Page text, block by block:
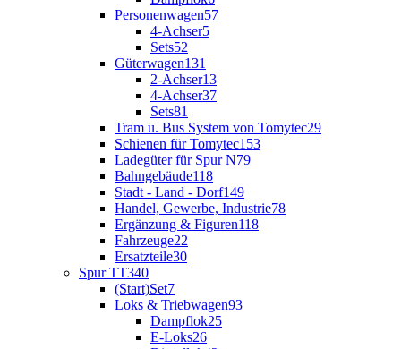
Personenwagen57
4-Achser5
Sets52
Güterwagen131
2-Achser13
4-Achser37
Sets81
Tram u. Bus System von Tomytec29
Schienen für Tomytec153
Ladegüter für Spur N79
Bahngebäude118
Stadt - Land - Dorf149
Handel, Gewerbe, Industrie78
Ergänzung & Figuren118
Fahrzeuge22
Ersatzteile30
Spur TT340
(Start)Set7
Loks & Triebwagen93
Dampflok25
E-Loks26